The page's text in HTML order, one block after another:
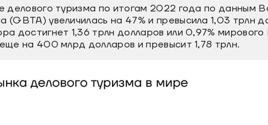
делового туризма по итогам 2022 года по данным
(GBTA) увеличилась на 47% и превысила 1,03 трлн
достигнет 1,36 трлн долларов или 0,97%
на 400 млрд долларов и превысит 1,78 трлн.